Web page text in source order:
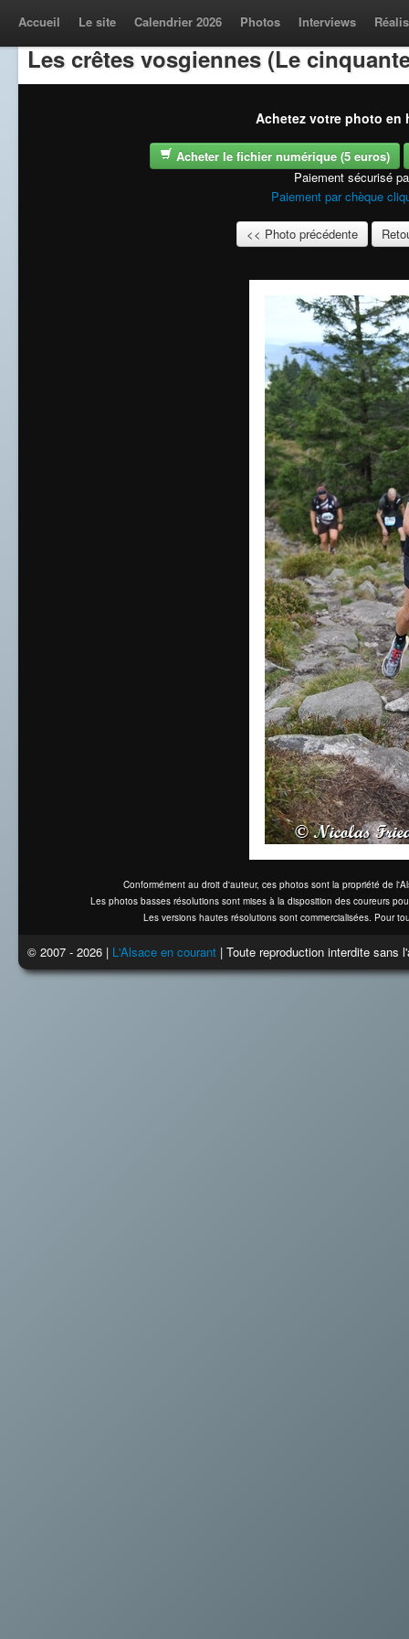
Accueil Le site Calendrier 2026 Photos Interviews
Les crêtes vosgiennes (Le
Achetez votre photo en
Acheter le fichier numérique (5 euros)
Paiement sécurisé
Paiement par chèque
<< Photo précédente
Conformément au droit d'auteur, ces photos sont la propriété de
Les photos basses résolutions sont mises à la disposition des coureurs
Les versions hautes résolutions sont commercialisées. Pour
© 2007 - 2026 | L'Alsace en courant | Toute reproduction interdite sans